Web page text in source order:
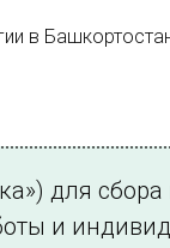
в
для
и